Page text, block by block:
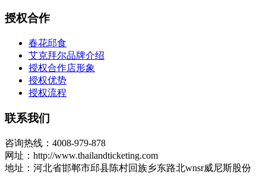
授权合作
春花邱食
艾克拜尔品牌介绍
授权合作店形象
授权优势
授权流程
联系我们
咨询热线：4008-979-878
网址：http://www.thailandticketing.com
地址：河北省邯郸市邱县陈村回族乡东路北wnsr威尼斯股份